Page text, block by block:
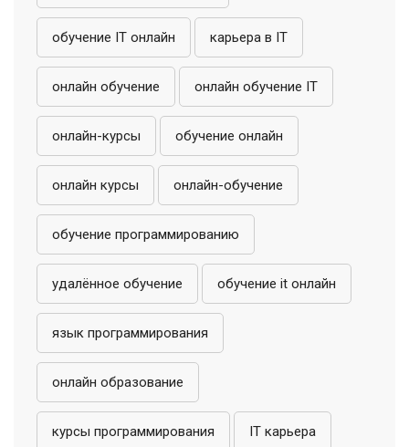
обучение IT онлайн карьера в IT
онлайн обучение онлайн обучение IT
онлайн-курсы обучение онлайн
онлайн курсы онлайн-обучение
обучение программированию
удалённое обучение обучение it онлайн
язык программирования
онлайн образование
курсы программирования IT карьера